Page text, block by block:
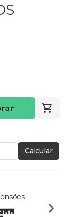
Calcular